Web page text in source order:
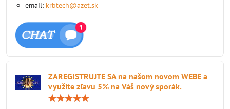
email: krbtech@azet.sk
ZAREGISTRUJTE SA na našom novom WEBE a
využite zľavu 5% na Váš nový sporák.